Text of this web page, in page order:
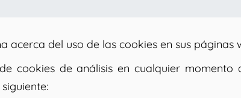
acerca del uso de las cookies en sus páginas
cookies de análisis en cualquier